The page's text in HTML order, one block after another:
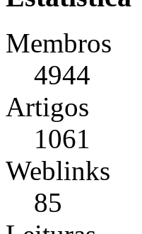
Membros
4944
Artigos
1061
Weblinks
85